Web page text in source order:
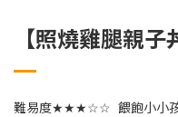
【照燒雞腿親
難易度★★★☆☆ 餵飽小小